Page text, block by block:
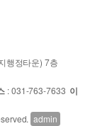
행정타운) 7층
: 031-763-7633 이
admin